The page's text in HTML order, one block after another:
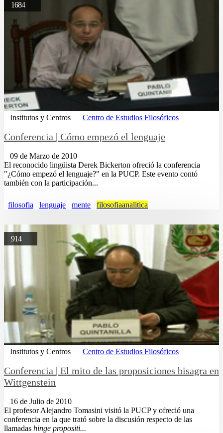
1684
Institutos y Centros Centro de Estudios Filosóficos
Conferencia | Cómo empezó el lenguaje
09 de Marzo de 2010
El reconocido lingüista Derek Bickerton ofreció la conferencia
"¿Cómo empezó el lenguaje?" en la PUCP. Este evento contó
también con la participación...
filosofia lenguaje mente filosofiaanalitica
914
Institutos y Centros Centro de Estudios Filosóficos
Conferencia | El mito de las proposiciones bisagra en
Wittgenstein
16 de Julio de 2010
El profesor Alejandro Tomasini visitó la PUCP y ofreció una
conferencia en la que trató sobre la discusión respecto de las
llamadas hinge propositi...